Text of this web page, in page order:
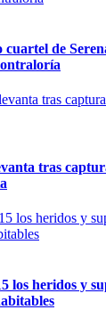
de
tras
los heridos y